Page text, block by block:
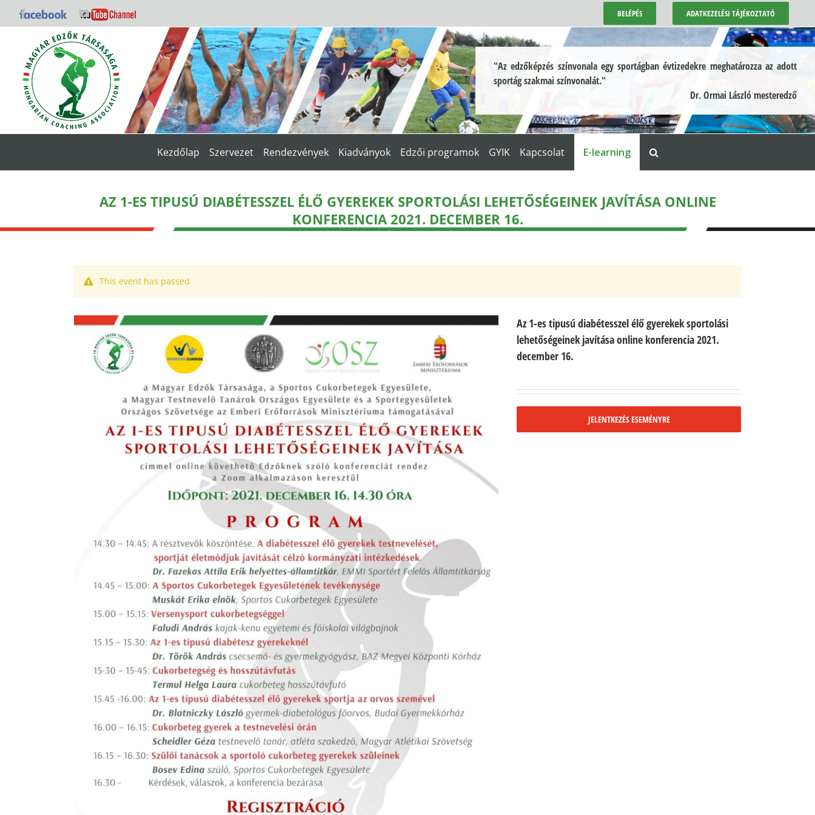
Kihagyás
Facebook YouTube BELÉPÉS ADATKEZELÉSI TÁJÉKOZTATÓ
"Az edzőképzés színvonala egy sportágban évtizedekre meghatározza az adott
sportág szakmai színvonalát."
Dr. Ormai László mesteredző
Kezdőlap Szervezet Rendezvények Kiadványok Edzői programok GYIK Kapcsolat E-learning
AZ 1-ES TIPUSÚ DIABÉTESSZEL ÉLŐ GYEREKEK SPORTOLÁSI LEHETŐSÉGEINEK JAVÍTÁSA ONLINE
KONFERENCIA 2021. DECEMBER 16.
This event has passed
Az 1-es tipusú diabétesszel élő gyerekek sportolási
lehetőségeinek javítása online konferencia 2021.
december 16.
JELENTKEZÉS ESEMÉNYRE